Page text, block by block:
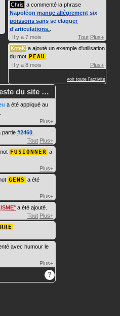
Chris a commenté la phrase
Napoléon mange allègrement six
poissons sans se claquer
d'articulations.
Il y a 7 mois
Tout Plus+
KoteK a ajouté un exemple d'utilisation
du mot PEAU
Il y a 8 mois
Plus+
voir toute l'activité
du site …
a été appliqué au
Plus+
partie #2460
Tout Plus+
FUSIONNER a
Plus+
GENS a été
Plus+
a été ajouté.
Tout Plus+
avec humour le
Plus+
?